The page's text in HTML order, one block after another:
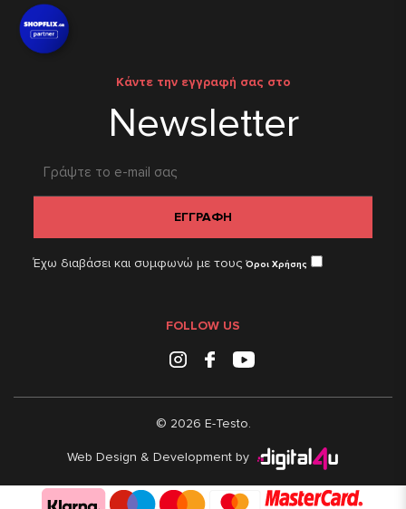
Κάντε την εγγραφή σας στο
Newsletter
ΕΓΓΡΑΦΗ
Έχω διαβάσει και συμφωνώ με τουςΌροι Χρήσης
FOLLOW US
InstagramFacebook Youtube
© 2026 E-Testo.
Web Design & Development by